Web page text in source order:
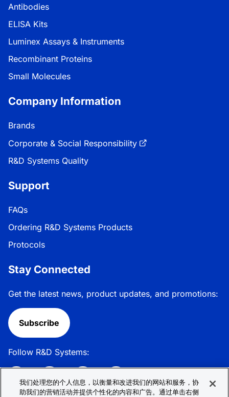
Antibodies
ELISA Kits
Luminex Assays & Instruments
Recombinant Proteins
Small Molecules
Company Information
Brands
Corporate & Social Responsibility
R&D Systems Quality
Support
FAQs
Ordering R&D Systems Products
Protocols
Stay Connected
Get the latest news, product updates, and promotions:
Subscribe
Follow R&D Systems:
我们处理您的个人信息，以衡量和改进我们的网站和服务，协
助我们的营销活动并提供个性化的内容和广告。通过单击右侧